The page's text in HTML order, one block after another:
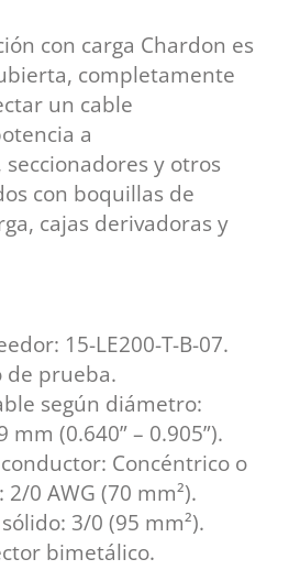
con carga Chardon es
completamente
un cable
a
y otros
con boquillas de
cajas derivadoras y
15-LE200-T-B-07.
de prueba.
según diámetro:
mm (0.640” – 0.905”).
Concéntrico o
0 AWG (70 mm²).
3/0 (95 mm²).
bimetálico.